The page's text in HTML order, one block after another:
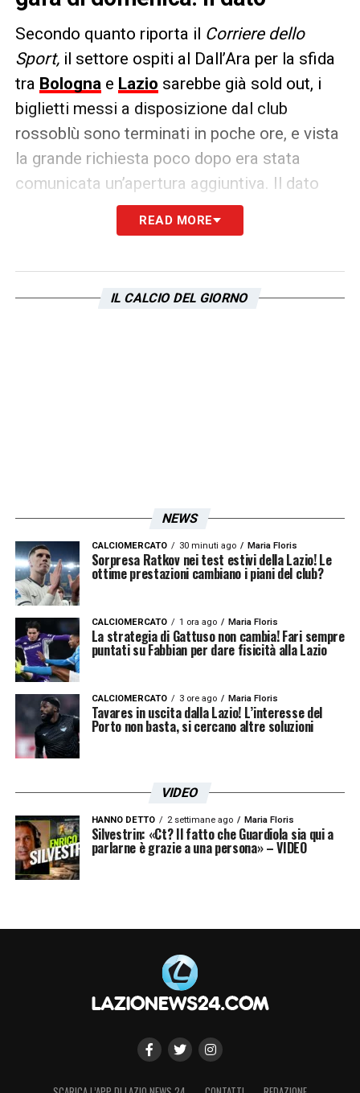
Secondo quanto riporta il Corriere dello
Sport, il settore ospiti al Dall’Ara per la sfida
tra Bolognae Lazio sarebbe già sold out, i
biglietti messi a disposizione dal club
rossoblù sono terminati in poche ore, e vista
la grande richiesta poco dopo era stata
comunicata un’apertura aggiuntiva. Il dato
dovrebbe assestarsi intorno ai 3 mila
spettatori capitolini.
READ MORE
IL CALCIO DEL GIORNO
NEWS
CALCIOMERCATO 30 minuti ago Maria Floris
Sorpresa Ratkov nei test estivi della Lazio! Le
ottime prestazioni cambiano i piani del club?
CALCIOMERCATO 1 ora ago Maria Floris
La strategia di Gattuso non cambia! Fari sempre
puntati su Fabbian per dare fisicità alla Lazio
CALCIOMERCATO 3 ore ago Maria Floris
Tavares in uscita dalla Lazio! L’interesse del
Porto non basta, si cercano altre soluzioni
VIDEO
HANNO DETTO 2 settimane ago Maria Floris
Silvestrin: «Ct? Il fatto che Guardiola sia qui a
parlarne è grazie a una persona» – VIDEO